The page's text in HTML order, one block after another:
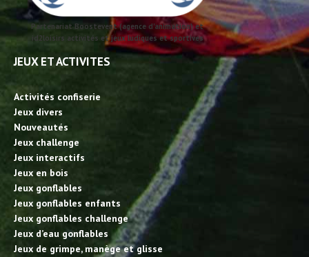
Partenariat Boostevent (agence d'animation) et
id2loisirs activités et jeux ludiques et sportives
JEUX ET ACTIVITES
Activités confiserie
Jeux divers
Nouveautés
Jeux challenge
Jeux interactifs
Jeux en bois
Jeux gonflables
Jeux gonflables enfants
Jeux gonflables challenge
Jeux d’eau gonflables
Jeux de grimpe, manège et glisse